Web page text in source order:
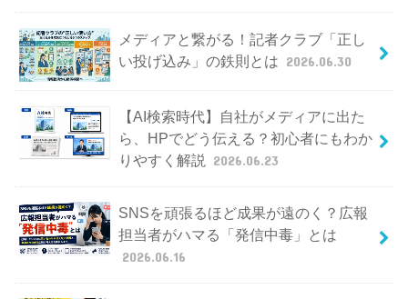
メディアと繋がる！記者クラブ「正し
い投げ込み」の鉄則とは 2026.06.30
【AI検索時代】自社がメディアに出た
ら、HPでどう伝える？初心者にもわか
りやすく解説
2026.06.23
SNSを頑張るほど成果が遠のく？広報
担当者がハマる「発信中毒」とは
2026.06.16